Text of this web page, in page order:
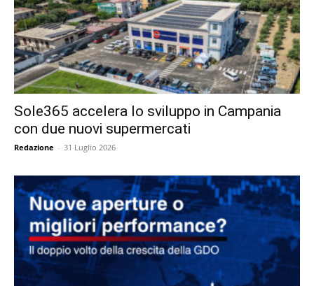
Sole365 accelera lo sviluppo in Campania
con due nuovi supermercati
Redazione - 31 Luglio 2026